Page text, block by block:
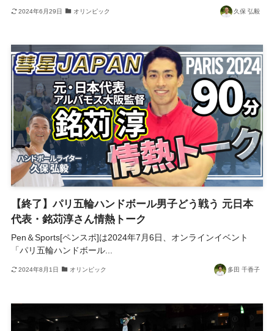
2024年6月29日 オリンピック 久保 弘毅
【終了】パリ五輪ハンドボール男子どう戦う 元日本
代表・銘苅淳さん情熱トーク
Pen＆Sports[ペンスポ]は2024年7月6日、オンラインイベント
「パリ五輪ハンドボール...
2024年8月1日 オリンピック 多田 千香子